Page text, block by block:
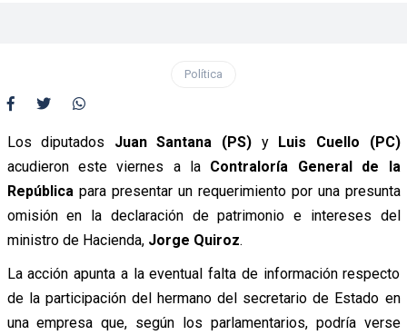
Política
Los diputados Juan Santana (PS) y Luis Cuello (PC)
acudieron este viernes a la Contraloría General de la
República para presentar un requerimiento por una presunta
omisión en la declaración de patrimonio e intereses del
ministro de Hacienda,Jorge Quiroz.
La acción apunta a la eventual falta de información respecto
de la participación del hermano del secretario de Estado en
una empresa que, según los parlamentarios, podría verse